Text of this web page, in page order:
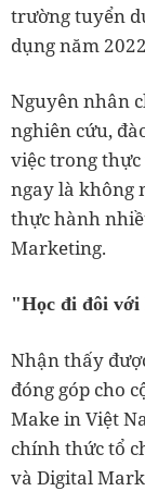
trường tuyển
dụng năm
Nguyên nhân
nghiên cứu,
việc trong
ngay là không
thực hành
Marketing.
"Học đi đôi với
Nhận thấy
đóng góp cho
Make in Việt
chính thức tổ
và Digital